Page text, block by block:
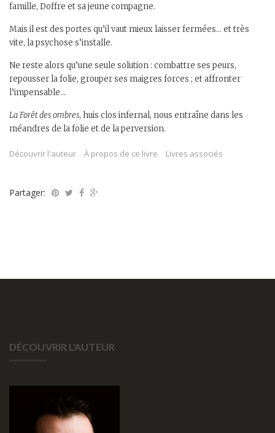
famille, Doffre et sa jeune compagne.
Mais il est des portes qu’il vaut mieux laisser fermées… et très
vite, la psychose s’installe.
Ne reste alors qu’une seule solution : combattre ses peurs,
repousser la folie, grouper ses maigres forces ; et affronter
l’impensable…
La Forêt des ombres, huis clos infernal, nous entraîne dans les
méandres de la folie et de la perversion.
Découvrir l'auteur À propos de ce livre Livres associés
Partager:
DÉCOUVRIR L'AUTEUR